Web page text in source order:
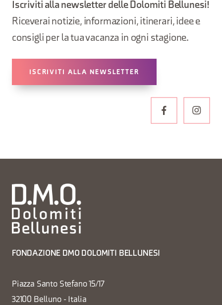
Iscriviti alla newsletter delle Dolomiti Bellunesi!
Riceverai notizie, informazioni, itinerari, idee e
consigli per la tua vacanza in ogni stagione.
ISCRIVITI ALLA NEWSLETTER
FONDAZIONE DMO DOLOMITI BELLUNESI
Piazza Santo Stefano 15/17
32100 Belluno - Italia